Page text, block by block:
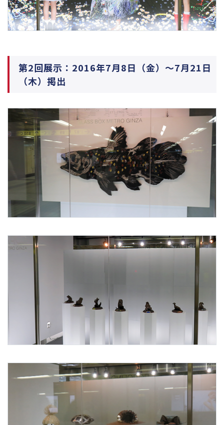
第2回展示：2016年7月8日（金）～7月21日
（木）掲出